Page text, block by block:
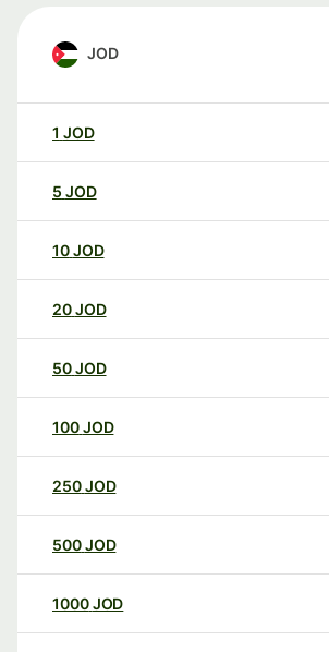
JOD
1 JOD
5 JOD
10JOD
20JOD
50JOD
100JOD
250JOD
500JOD
1000JOD